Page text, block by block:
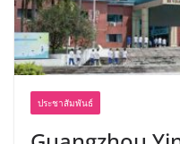
ประชาสัมพันธ์